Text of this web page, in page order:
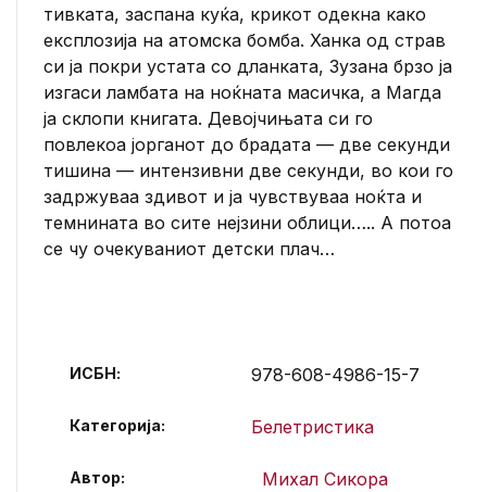
тивката, заспaна куќа, крикот одекна како
експлозија на атомска бомба. Ханка од страв
си ја покри устата со дланката, Зузана брзо ја
изгаси ламбата на ноќната масичка, а Магда
ја склопи книгата. Девојчињата си го
повлекоа јорганот до брадата — две секунди
тишина — интензивни две секунди, во кои го
задржуваа здивот и ја чувствуваа ноќта и
темнината во сите нејзини облици….. А потоа
се чу очекуваниот детски плач…
ИСБН: 978-608-4986-15-7
Категорија: Белетристика
Автор Михал Сикора